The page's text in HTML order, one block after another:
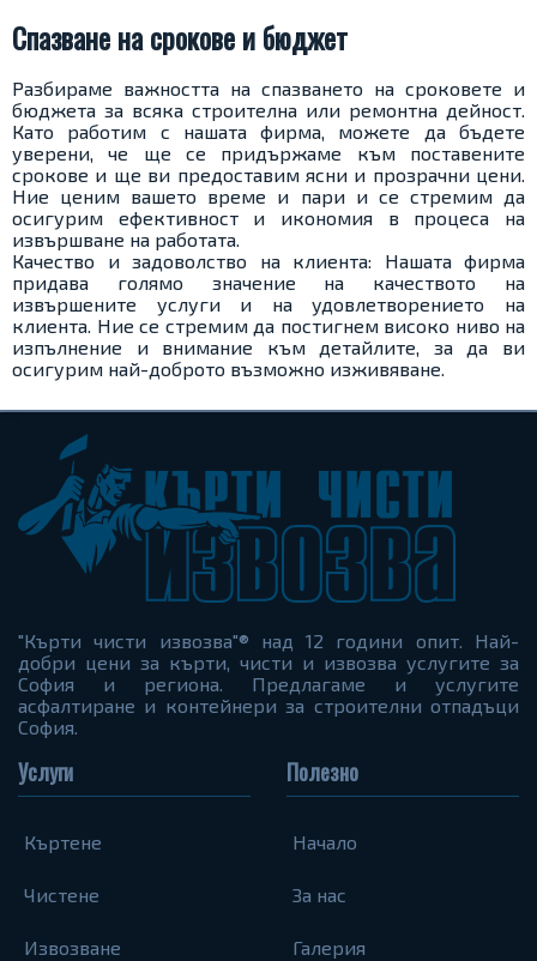
Спазване на срокове и бюджет
Разбираме важността на спазването на сроковете и
бюджета за всяка строителна или ремонтна дейност.
Като работим с нашата фирма, можете да бъдете
уверени, че ще се придържаме към поставените
срокове и ще ви предоставим ясни и прозрачни цени.
Ние ценим вашето време и пари и се стремим да
осигурим ефективност и икономия в процеса на
извършване на работата.
Качество и задоволство на клиента: Нашата фирма
придава голямо значение на качеството на
извършените услуги и на удовлетворението на
клиента. Ние се стремим да постигнем високо ниво на
изпълнение и внимание към детайлите, за да ви
осигурим най-доброто възможно изживяване.
"Кърти чисти извозва"® над 12 години опит. Най-
добри цени за кърти, чисти и извозва услугите за
София и региона. Предлагаме и услугите
асфалтиране и контейнери за строителни отпадъци
София.
Услуги
Къртене
Чистене
Извозване
Полезно
Начало
За нас
Галерия